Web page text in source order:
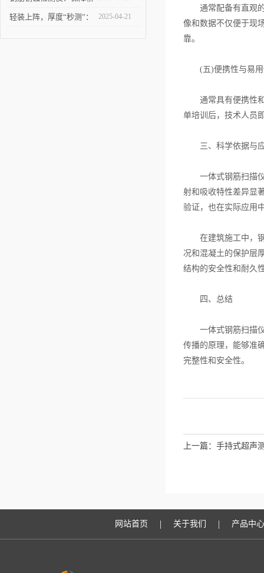
梁与建筑安全的智能检测
轻装上阵，厚度“秒测”： 2025-04-21
通常配备有直观的
像和数据不仅便于现
靠。
(五)便携性与易用
通常具有便携性和
单培训后，技术人员
三、科学依据与
一体式钢筋扫描仪
射和吸收特性差异显
验证，也在实际应用
在建筑施工中，钢
况和混凝土的保护层
结构的安全性和耐久
四、总结
一体式钢筋扫描仪
传播的原理，能够准
完整性和安全性。
上一篇： 手持式超声
网站首页 | 关于我们 | 产品中心